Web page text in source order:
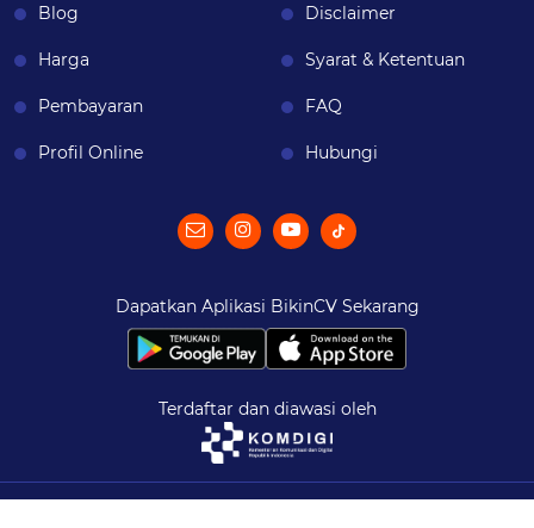
Blog
Harga
Pembayaran
Profil Online
Disclaimer
Syarat & Ketentuan
FAQ
Hubungi
Dapatkan Aplikasi BikinCV Sekarang
Terdaftar dan diawasi oleh